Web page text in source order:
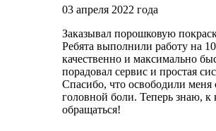
03 апреля 2022 года
Заказывал порошковую
Ребята выполнили работу на
качественно и максимально
порадовал сервис и простая
Спасибо, что освободили
головной боли. Теперь знаю, к
обращаться!